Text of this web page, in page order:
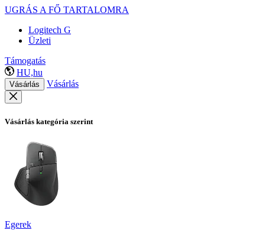
UGRÁS A FŐ TARTALOMRA
Logitech G
Üzleti
Támogatás
HU,hu
Vásárlás Vásárlás
Vásárlás kategória szerint
Egerek